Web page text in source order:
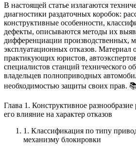
В настоящей статье излагаются
диагностики раздаточных коробок:
конструктивные особенности,
дефекты, описываются методы их
дифференциации производственных,
эксплуатационных отказов. Материал
практикующих юристов,
специалистов станций технического
владельцев полноприводных
необходимостью защиты своих прав.
Глава 1. Конструктивное
его влияние на характер отказов
1. Классификация по типу
механизму блокировки